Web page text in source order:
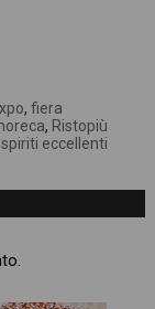
, fiera
, Ristopiù
spiriti eccellenti